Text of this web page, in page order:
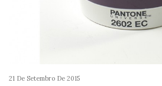
21 De Setembro De 2015